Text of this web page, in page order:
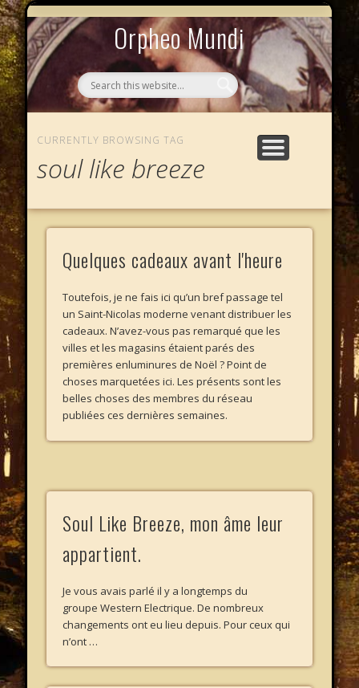
Orpheo Mundi
CURRENTLY BROWSING TAG
soul like breeze
Quelques cadeaux avant l'heure
Toutefois, je ne fais ici qu’un bref passage tel
un Saint-Nicolas moderne venant distribuer les
cadeaux. N’avez-vous pas remarqué que les
villes et les magasins étaient parés des
premières enluminures de Noël ? Point de
choses marquetées ici. Les présents sont les
belles choses des membres du réseau
publiées ces dernières semaines.
Soul Like Breeze, mon âme leur
appartient.
Je vous avais parlé il y a longtemps du
groupe Western Electrique. De nombreux
changements ont eu lieu depuis. Pour ceux qui
n’ont …